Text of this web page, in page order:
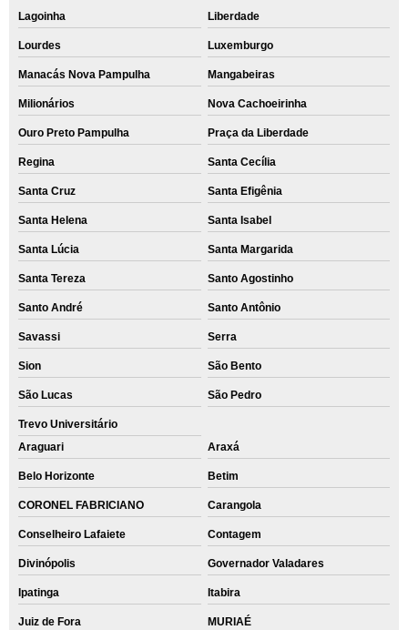
Lagoinha Liberdade
Lourdes Luxemburgo
Manacás Nova Pampulha Mangabeiras
Milionários Nova Cachoeirinha
Ouro Preto Pampulha Praça da Liberdade
Regina Santa Cecília
Santa Cruz Santa Efigênia
Santa Helena Santa Isabel
Santa Lúcia Santa Margarida
Santa Tereza Santo Agostinho
Santo André Santo Antônio
Savassi Serra
Sion São Bento
São Lucas São Pedro
Trevo Universitário
Araguari
Araxá
Belo Horizonte Betim
CORONEL FABRICIANO Carangola
Conselheiro Lafaiete Contagem
Divinópolis Governador Valadares
Ipatinga Itabira
Juiz de Fora MURIAÉ